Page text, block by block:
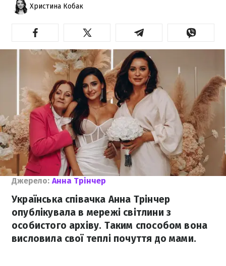
Христина Кобак
Джерело: Анна Трінчер
Українська співачка Анна Трінчер
опублікувала в мережі світлини з
особистого архіву. Таким способом вона
висловила свої теплі почуття до мами.